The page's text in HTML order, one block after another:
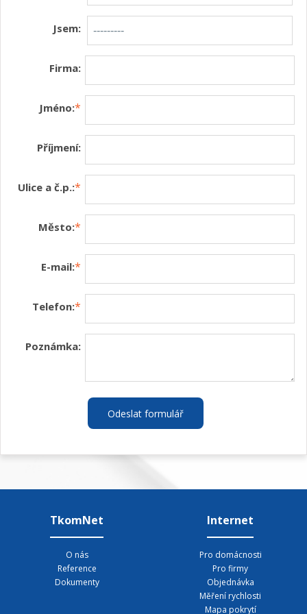
Jsem:
Firma:
Jméno:*
Příjmení:
Ulice a č.p.:*
Město:*
E-mail:*
Telefon:*
Poznámka:
Odeslat formulář
TkomNet
O nás
Reference
Dokumenty
Internet
Pro domácnosti
Pro firmy
Objednávka
Měření rychlosti
Mapa pokrytí